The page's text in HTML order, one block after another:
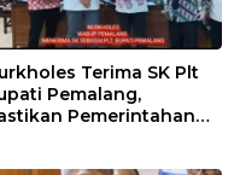
Terima SK Plt
Pemalang,
Pemerintahan